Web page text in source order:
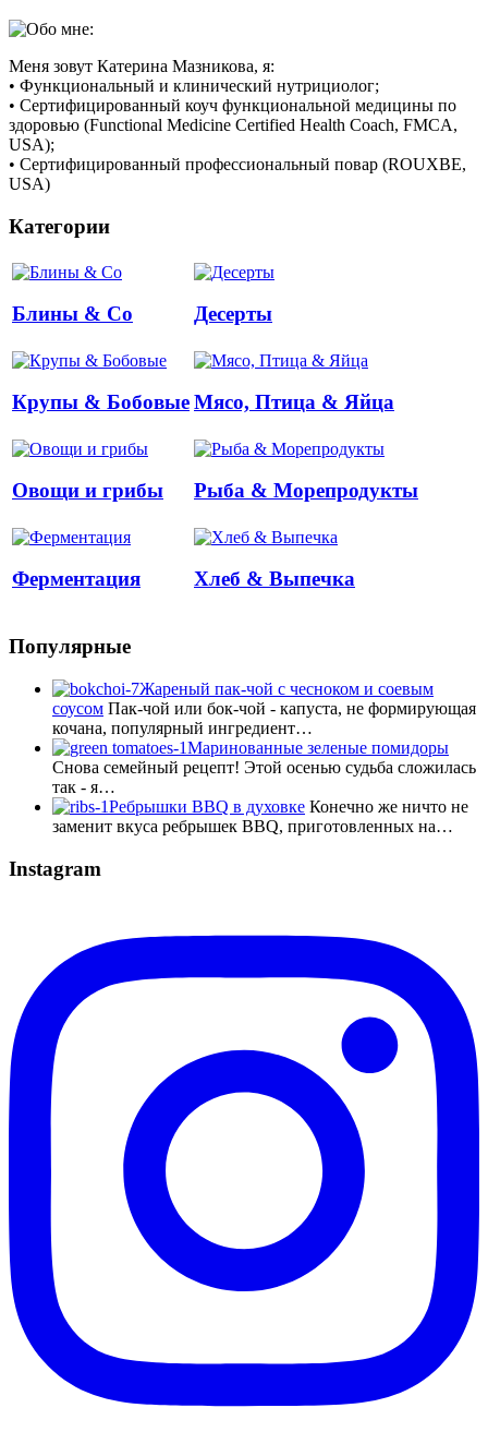
Меня зовут Катерина Мазникова, я:
• Функциональный и клинический нутрициолог;
• Сертифицированный коуч функциональной медицины по
здоровью (Functional Medicine Certified Health Coach, FMCA,
USA);
• Сертифицированный профессиональный повар (ROUXBE,
USA)
Категории
Блины & Co Десерты
Крупы & БобовыеМясо, Птица & Яйца
Овощи и грибы Рыба & Mорепродукты
Ферментация Хлеб & Выпечка
Популярные
Жареный пак-чой с чесноком и соевым
соусом Пак-чой или бок-чой - капуста, не формирующая
кочана, популярный ингредиент…
Маринованные зеленые помидоры
Снова семейный рецепт! Этой осенью судьба сложилась
так - я…
Ребрышки BBQ в духовке Конечно же ничто не
заменит вкуса ребрышек BBQ, приготовленных на…
Instagram